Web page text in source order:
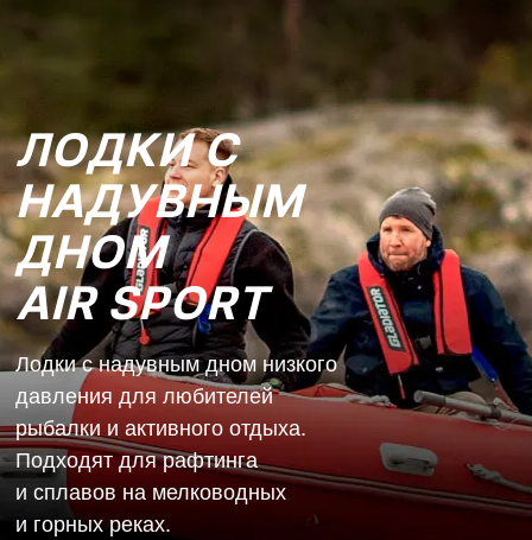
ЛОДКИ С
НАДУВНЫМ
ДНОМ
AIR SPORT
Лодки с надувным дном низкого
давления для любителей
рыбалки и активного отдыха.
Подходят для рафтинга
и сплавов на мелководных
и горных реках.